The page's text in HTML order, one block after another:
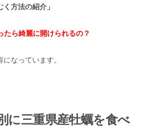
方法の紹介」
たら綺麗に開けられるの？
なっています。
に三重県産牡蠣を食べ